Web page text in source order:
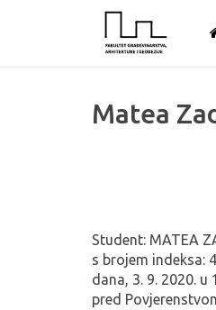
Matea
Student: MATEA
s brojem indeksa:
dana, 3. 9. 2020. u
pred